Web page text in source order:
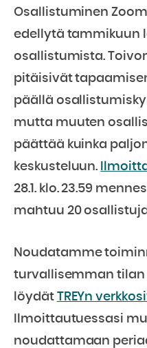
Osallistuminen
edellytä tammikuun
osallistumista.
pitäisivät
päällä
mutta muuten
päättää kuinka
keskusteluun.
28.1. klo. 23.59
mahtuu 20
Noudatamme
turvallisemman tilan
löydät TREYn
Ilmoittautuessasi
noudattamaan